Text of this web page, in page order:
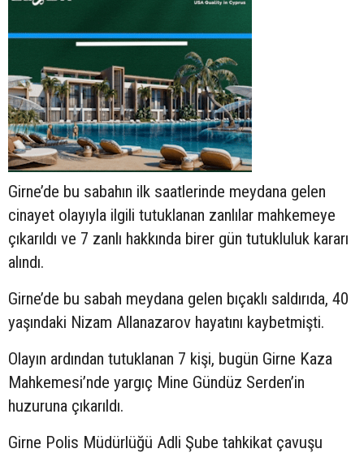
Girne’de bu sabahın ilk saatlerinde meydana gelen
cinayet olayıyla ilgili tutuklanan zanlılar mahkemeye
çıkarıldı ve 7 zanlı hakkında birer gün tutukluluk kararı
alındı.
Girne’de bu sabah meydana gelen bıçaklı saldırıda, 40
yaşındaki Nizam Allanazarov hayatını kaybetmişti.
Olayın ardından tutuklanan 7 kişi, bugün Girne Kaza
Mahkemesi’nde yargıç Mine Gündüz Serden’in
huzuruna çıkarıldı.
Girne Polis Müdürlüğü Adli Şube tahkikat çavuşu